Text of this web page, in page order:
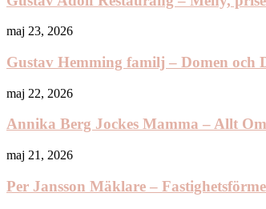
maj 23, 2026
Gustav Hemming familj – Domen och
maj 22, 2026
Annika Berg Jockes Mamma – Allt
maj 21, 2026
Per Jansson Mäklare –